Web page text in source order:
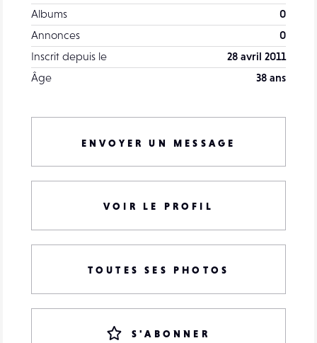
Albums
0
Annonces
0
Inscrit depuis le
28 avril 2011
Âge
38 ans
ENVOYER UN MESSAGE
VOIR LE PROFIL
TOUTES SES PHOTOS
S'ABONNER